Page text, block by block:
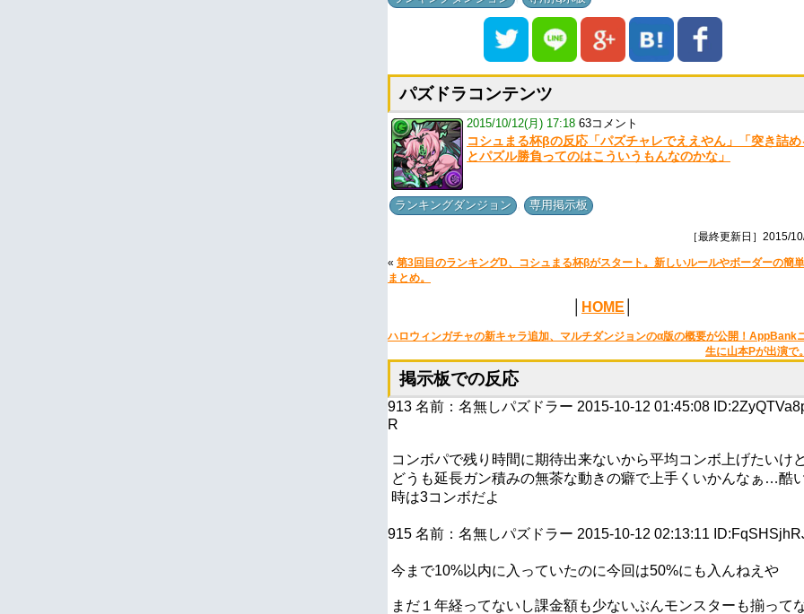
パズドラコンテンツ
2015/10/12(月) 17:18 63コメント
コシュまる杯βの反応「パズチャレでええやん」「突き詰め
とパズル勝負ってのはこういうもんなのかな」
ランキングダンジョン 専用掲示板
［最終更新日］2015/
« 第3回目のランキングD、コシュまる杯βがスタート。新しいルールやボーダーの簡
まとめ。
HOME
ハロウィンガチャの新キャラ追加、マルチダンジョンのα版の概要が公開！AppBank
生に山本Pが出演で。
掲示板での反応
913 名前： 名無しパズドラー 2015-10-12 01:45:08
R
コンボパで残り時間に期待出来ないから平均コンボ上げたいけ
どうも延長ガン積みの無茶な動きの癖で上手くいかんなぁ…酷
時は3コンボだよ
915 名前： 名無しパズドラー 2015-10-12 02:13:11
今まで10%以内に入っていたのに今回は50%にも入んねえや
まだ１年経ってないし課金額も少ないぶんモンスターも揃って